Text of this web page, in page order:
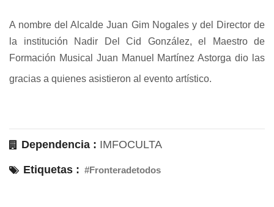
A nombre del Alcalde Juan Gim Nogales y del Director de
la institución Nadir Del Cid González, el Maestro de
Formación Musical Juan Manuel Martínez Astorga dio las
gracias a quienes asistieron al evento artístico.
Dependencia : IMFOCULTA
Etiquetas : #Fronteradetodos